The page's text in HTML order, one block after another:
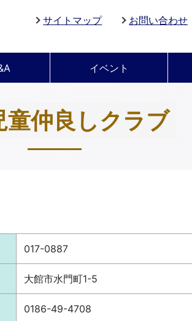
サイトマップ お問い合わせ
イベント
童仲良しクラブ
017-0887
大館市水門町1-5
0186-49-4708